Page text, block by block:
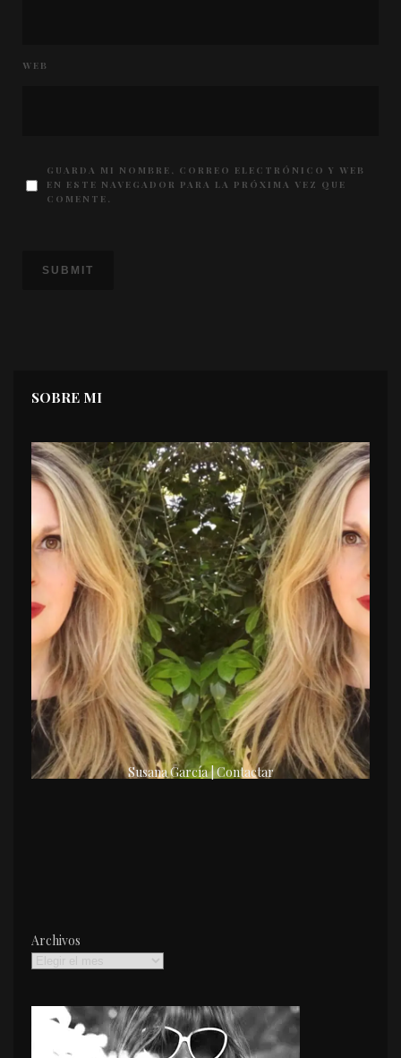
WEB
GUARDA MI NOMBRE, CORREO ELECTRÓNICO Y WEB
EN ESTE NAVEGADOR PARA LA PRÓXIMA VEZ QUE
COMENTE.
SOBRE MI
Susana García | Contactar
Archivos